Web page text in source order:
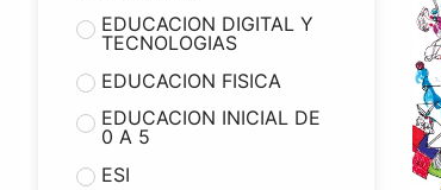
EDUCACION DIGITAL Y
TECNOLOGIAS
EDUCACION FISICA
EDUCACION INICIAL DE
0 A 5
ESI